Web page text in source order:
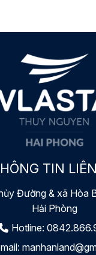
TIN
Đường & xã Hòa
Hải Phòng
Hotline: